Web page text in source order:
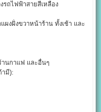
ถไฟฟ้าสายสีเหลือง
ผงฝั่งขวาหน้าร้าน ทั้งเช้า และ
นกาแฟ และอื่นๆ
ามี):